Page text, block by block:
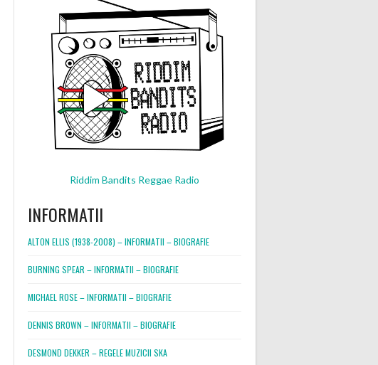
Riddim Bandits Reggae Radio
INFORMATII
ALTON ELLIS (1938-2008) – INFORMATII – BIOGRAFIE
BURNING SPEAR – INFORMATII – BIOGRAFIE
MICHAEL ROSE – INFORMATII – BIOGRAFIE
DENNIS BROWN – INFORMATII – BIOGRAFIE
DESMOND DEKKER – REGELE MUZICII SKA